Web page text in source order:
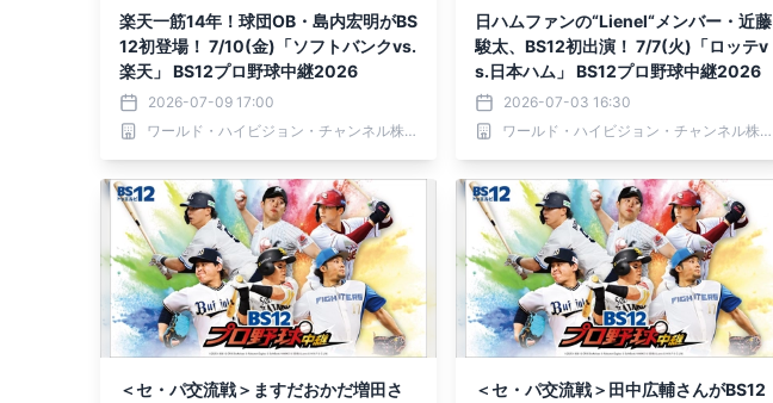
楽天一筋14年！球団OB・島内宏明がBS
12初登場！ 7/10(金)「ソフトバンクvs.
楽天」 BS12プロ野球中継2026
2026-07-09 17:00
ワールド・ハイビジョン・チャンネル株式会社
日ハムファンの“Lienel“メンバー・近藤
駿太、BS12初出演！ 7/7(火)「ロッテv
s.日本ハム」 BS12プロ野球中継2026
2026-07-03 16:30
ワールド・ハイビジョン・チャンネル株式会社
＜セ・パ交流戦＞ますだおかだ増田さ
＜セ・パ交流戦＞田中広輔さんがBS12